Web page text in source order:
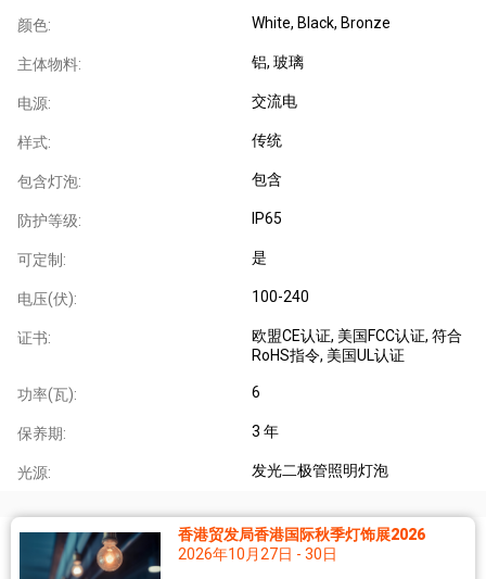
颜色: White, Black, Bronze
主体物料: 铝, 玻璃
电源: 交流电
样式: 传统
包含灯泡: 包含
防护等级: IP65
可定制: 是
电压(伏): 100-240
证书: 欧盟CE认证, 美国FCC认证, 符合
RoHS指令, 美国UL认证
功率(瓦): 6
保养期: 3 年
光源: 发光二极管照明灯泡
香港贸发局香港国际秋季灯饰展2026
2026年10月27日 - 30日